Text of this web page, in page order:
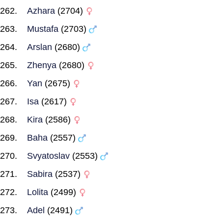
Azhara (2704)
Mustafa (2703)
Arslan (2680)
Zhenya (2680)
Yan (2675)
Isa (2617)
Kira (2586)
Baha (2557)
Svyatoslav (2553)
Sabira (2537)
Lolita (2499)
Adel (2491)